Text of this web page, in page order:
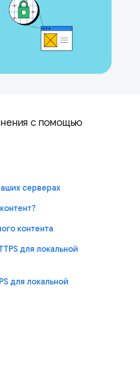
с помощью
серверах
контента
для локальной
для локальной